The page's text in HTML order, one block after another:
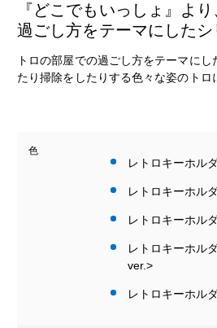
『どこでもいっしょ』よ
過ごし方をテーマにしたシ
トロの部屋での過ごし方をテーマに
たり掃除をしたりする色々な姿のトロ
色
レトロキーホル
レトロキーホル
レトロキーホル
レトロキーホル
ver.>
レトロキーホル